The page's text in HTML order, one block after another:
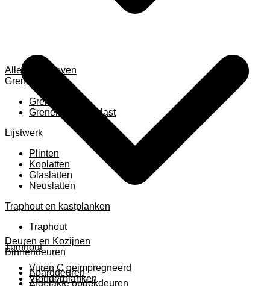
Alles weergeven
Grenen
Grenen B ruw
Grenen gevingerlast
Lijstwerk
Plinten
Koplatten
Glaslatten
Neuslatten
Traphout en kastplanken
Traphout
Tuinhout
Vuren C geimpregneerd
Vlonderplanken
Deuren en Kozijnen
Binnendeuren
Boarddeuren
Afgelakte opdekdeuren